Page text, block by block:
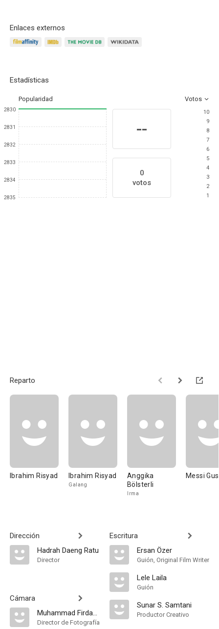
Enlaces externos
Estadísticas
Popularidad Votos
2830
2831
2832
2833
2834
2835
--
0
votos
10
9
8
7
6
5
4
3
2
1
Reparto
Ibrahim Risyad Ibrahim Risyad
Galang
Anggika
Bölsterli
Irma
Messi
Dirección
Hadrah Daeng Ratu
Director
Cámara
Muhammad Firdaus
Director de Fotografía
Escritura
Ersan Özer
Guión, Original Film Writer
Lele Laila
Guión
Sunar S. Samtani
Productor Creativo